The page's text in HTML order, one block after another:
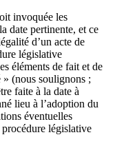
invoquée les
date pertinente, et ce
d’un acte de
législative
éléments de fait et de
» (nous soulignons ;
faite à la date à
lieu à l’adoption du
éventuelles
législative